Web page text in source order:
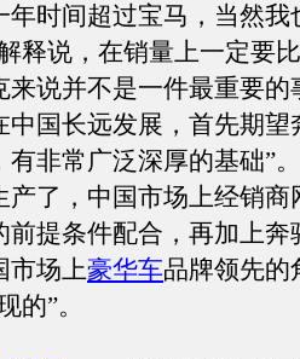
年时间超过宝马，当然我
释说，在销量上一定要
来说并不是一件最重要的
中国长远发展，首先期望
有非常广泛深厚的基础”
产了，中国市场上经销商
前提条件配合，再加上奔
市场上豪华车品牌领先的
的”。